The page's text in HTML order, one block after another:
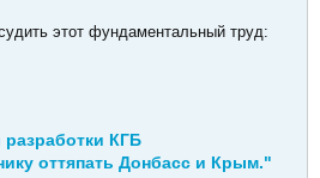
этот​ фундаментальный труд:
разработки КГБ
оттяпать Донбасс и Крым.​"